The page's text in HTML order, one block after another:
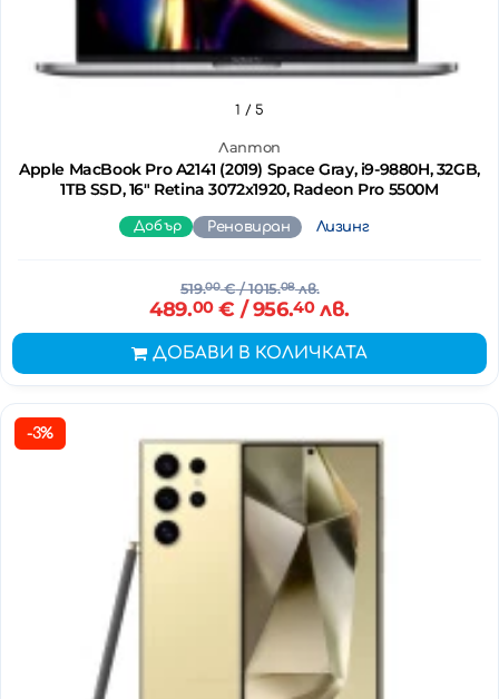
Лаптоп
Apple MacBook Pro A2141 (2019) Space Gray, i9-9880H, 32GB,
1TB SSD, 16" Retina 3072x1920, Radeon Pro 5500M
1 / 5
Добър Реновиран Лизинг
519.00€/ 1015.08лв.
489.00€ / 956.40лв.
ДОБАВИ В КОЛИЧКАТА
-3%